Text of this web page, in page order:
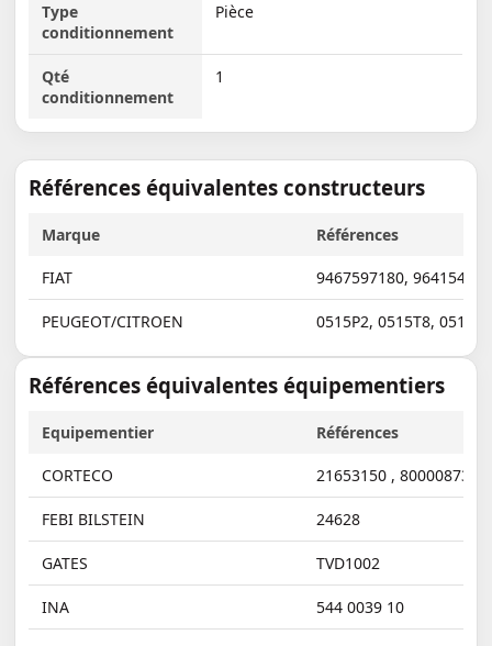
Type
conditionnement
Pièce
Qté
conditionnement
1
Références équivalentes constructeurs
Marque Références
FIAT 9467597180,
PEUGEOT/CITROEN 0515P2,0515T8,0515V5
Références équivalentes équipementiers
Equipementier Références
CORTECO 21653150 ,80000873
FEBI BILSTEIN 24628
GATES TVD1002
INA 544 0039 10